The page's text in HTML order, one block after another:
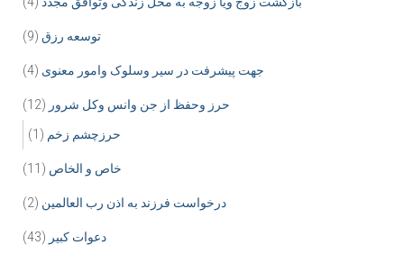
توسعه رزق (9)
جهت پیشرفت در سیر وسلوک وامور معنوی (4)
حرز وحفظ از جن وانس وکل شرور (12)
حرزچشم زخم (1)
خاص و الخاص (11)
درخواست فرزند به اذن رب العالمین (2)
دعوات کبیر (43)